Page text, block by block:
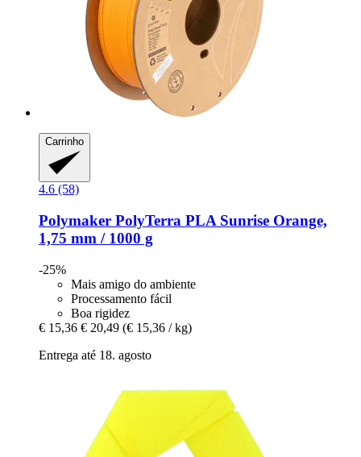
Carrinho
4.6 (58)
Polymaker PolyTerra PLA Sunrise Orange,
1,75 mm / 1000 g
-25%
Mais amigo do ambiente
Processamento fácil
Boa rigidez
€ 15,36 € 20,49 (€ 15,36 / kg)
Entrega até 18. agosto